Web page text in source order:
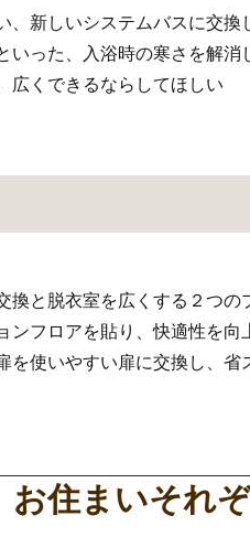
、新しいシステムバスに交換
いった、入浴時の寒さを解消
広くできるならしてほしい
換と脱衣室を広くする２つの
ンフロアを貼り、快適性を向
を使いやすい扉に交換し、省
お住まいそれ